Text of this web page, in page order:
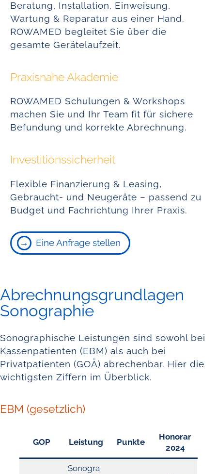
Beratung, Installation, Einweisung,
Wartung & Reparatur aus einer Hand.
ROWAMED begleitet Sie über die
gesamte Gerätelaufzeit.
Praxisnahe Akademie
ROWAMED Schulungen & Workshops
machen Sie und Ihr Team fit für sichere
Befundung und korrekte Abrechnung.
Investitionssicherheit
Flexible Finanzierung & Leasing,
Gebraucht- und Neugeräte – passend zu
Budget und Fachrichtung Ihrer Praxis.
Eine Anfrage stellen
Abrechnungsgrundlagen
Sonographie
Sonographische Leistungen sind sowohl bei
Kassenpatienten (EBM) als auch bei
Privatpatienten (GOÄ) abrechenbar. Hier die
wichtigsten Ziffern im Überblick.
EBM (gesetzlich)
GOP Leistung Punkte
Honorar
2024
Sonogra